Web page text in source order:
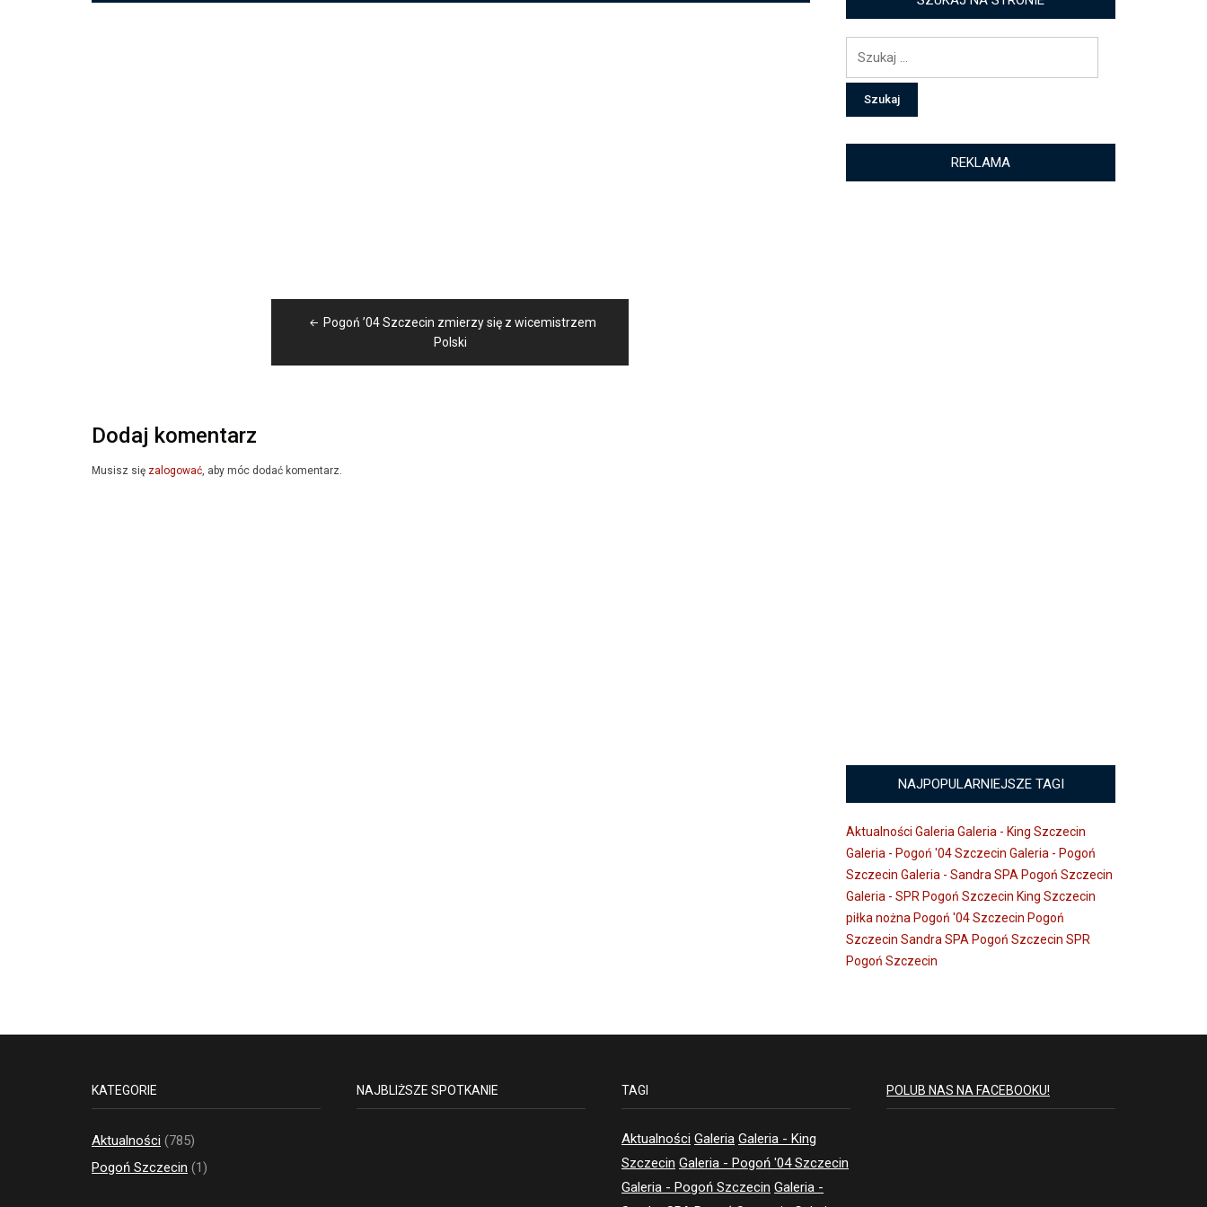
Pogoń ’04 Szczecin zmierzy się z wicemistrzem
Polski
Dodaj komentarz
Musisz się zalogować, aby móc dodać komentarz.
REKLAMA
NAJPOPULARNIEJSZE TAGI
Aktualności Galeria Galeria - King Szczecin
Galeria - Pogoń '04 Szczecin Galeria - Pogoń
Szczecin Galeria - Sandra SPA Pogoń Szczecin
Galeria - SPR Pogoń Szczecin King Szczecin
piłka nożna Pogoń '04 Szczecin Pogoń
Szczecin Sandra SPA Pogoń Szczecin SPR
Pogoń Szczecin
KATEGORIE
Aktualności (785)
Pogoń Szczecin (1)
NAJBLIŻSZE SPOTKANIE TAGI
Aktualności Galeria Galeria - King
Szczecin Galeria - Pogoń '04 Szczecin
Galeria - Pogoń Szczecin Galeria -
POLUB NAS NA FACEBOOKU!